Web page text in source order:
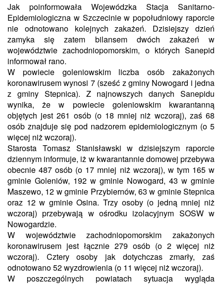
Jak poinformowała Wojewódzka Stacja Sanitarno-
Epidemiologiczna w Szczecinie w popołudniowy raporcie
nie odnotowano kolejnych zakażeń. Dzisiejszy dzień
zamyka się zatem bilansem dwóch zakażeń w
województwie zachodniopomorskim, o których Sanepid
informował rano.
W powiecie goleniowskim liczba osób zakażonych
koronawirusem wynosi 7 (sześć z gminy Nowogard i jedna
z gminy Stepnica). Z najnowszych danych Sanepidu
wynika, że w powiecie goleniowskim kwarantanną
objętych jest 261 osób (o 18 mniej niż wczoraj), zaś 68
osób znajduje się pod nadzorem epidemiologicznym (o 5
więcej niż wczoraj).
Starosta Tomasz Stanisławski w dzisiejszym raporcie
dziennym informuje, iż w kwarantannie domowej przebywa
obecnie 487 osób (o 17 mniej niż wczoraj), w tym 165 w
gminie Goleniów, 192 w gminie Nowogard, 43 w gminie
Maszewo, 12 w gminie Przybiernów, 63 w gminie Stepnica
oraz 12 w gminie Osina. Trzy osoby (o jedną mniej niż
wczoraj) przebywają w ośrodku izolacyjnym SOSW w
Nowogardzie.
W województwie zachodniopomorskim zakażonych
koronawirusem jest łącznie 279 osób (o 2 więcej niż
wczoraj). Cztery osoby jak dotychczas zmarły, zaś
odnotowano 52 wyzdrowienia (o 11 więcej niż wczoraj).
W poszczególnych powiatach sytuacja wygląda